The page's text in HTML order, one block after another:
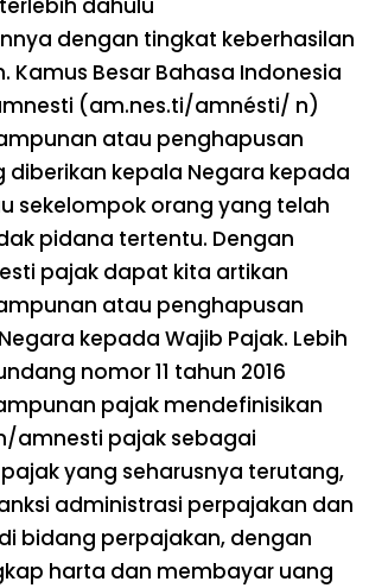
dahulu
dengan tingkat keberhasilan
Kamus Besar Bahasa Indonesia
(am.nes.ti/amnésti/ n)
atau penghapusan
diberikan kepala Negara kepada
sekelompok orang yang telah
pidana tertentu. Dengan
pajak dapat kita artikan
atau penghapusan
kepada Wajib Pajak. Lebih
nomor 11 tahun 2016
pajak mendefinisikan
amnesti pajak sebagai
yang seharusnya terutang,
administrasi perpajakan dan
bidang perpajakan, dengan
harta dan membayar uang